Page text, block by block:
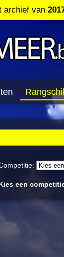
archief van
een